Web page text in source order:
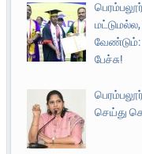
வேண்டும்:
பேச்சு!
செய்து